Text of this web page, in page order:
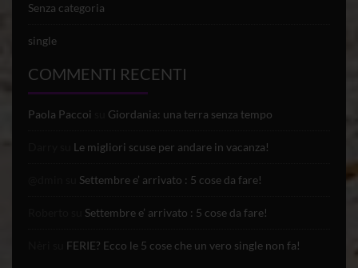
Senza categoria
single
COMMENTI RECENTI
Paola Paccoi Giordania: una terra senza tempo
Le migliori scuse per andare in vacanza!
Settembre e’ arrivato : 5 cose da fare!
Settembre e’ arrivato : 5 cose da fare!
FERIE? Ecco le 5 cose che un vero single non fa!